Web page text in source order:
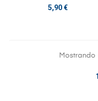
Precio
5,90 €
Mostrando
1